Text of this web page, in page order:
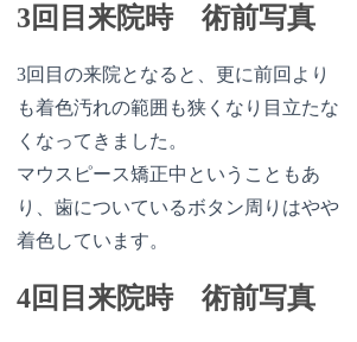
3回目来院時 術前写真
3回目の来院となると、更に前回より
も着色汚れの範囲も狭くなり目立たな
くなってきました。
マウスピース矯正中ということもあ
り、歯についているボタン周りはやや
着色しています。
4回目来院時 術前写真